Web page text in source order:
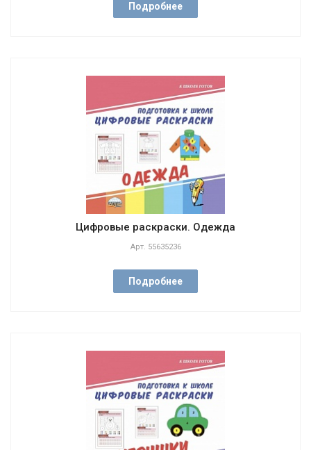
Подробнее
Цифровые раскраски. Одежда
Арт. 55635236
Подробнее